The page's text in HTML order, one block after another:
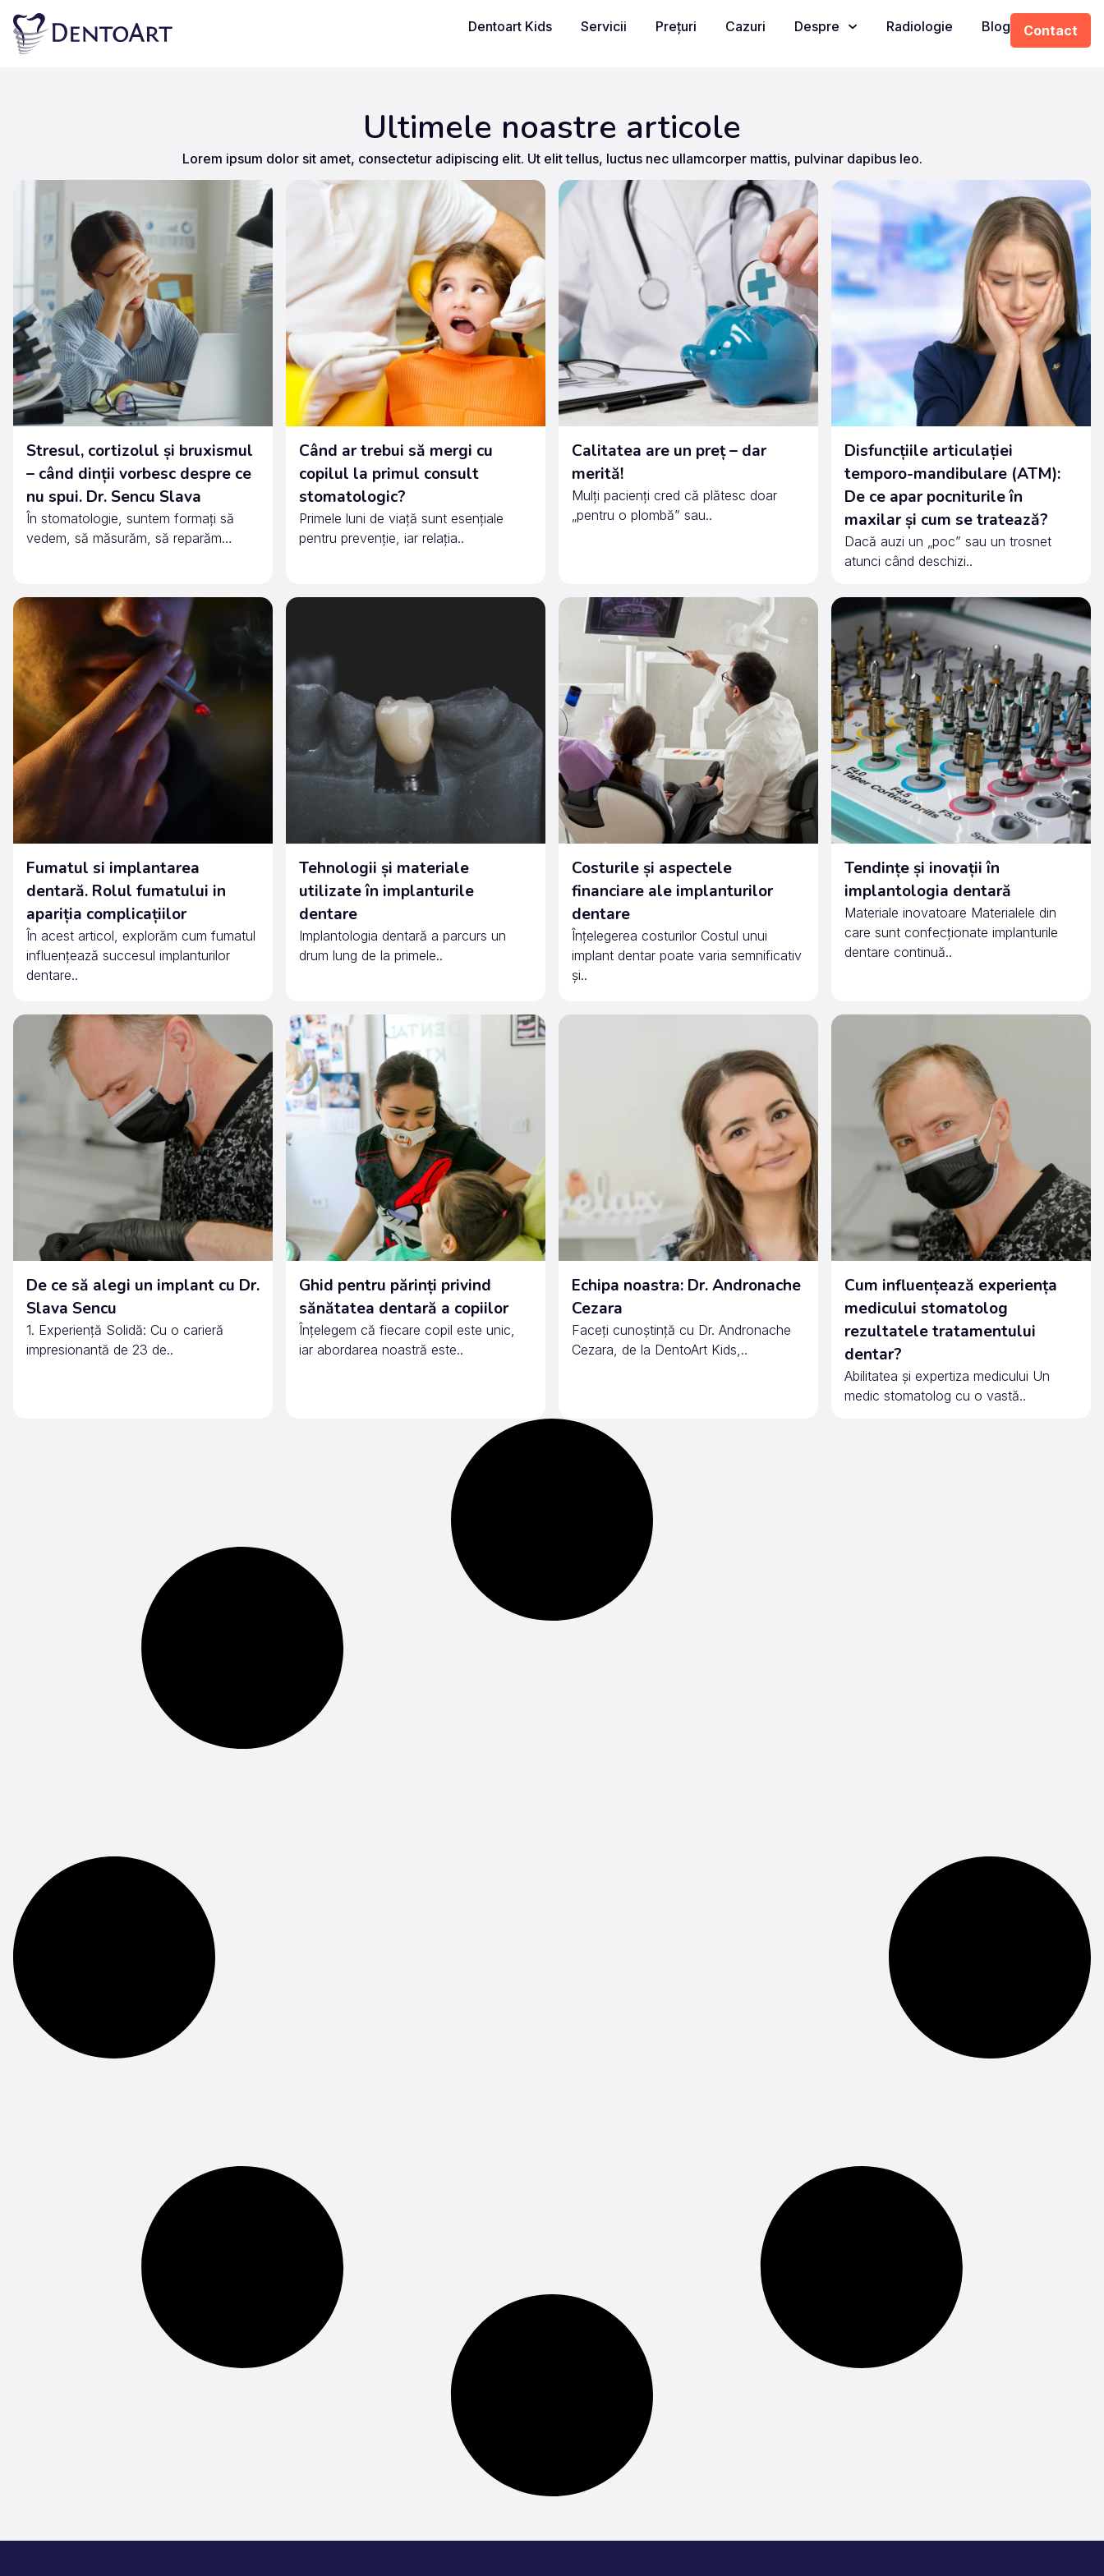
Dentoart Kids Servicii Prețuri Cazuri Despre Radiologie Blog Contact
Ultimele noastre articole
Lorem ipsum dolor sit amet, consectetur adipiscing elit. Ut elit tellus, luctus nec ullamcorper mattis, pulvinar dapibus leo.
Stresul, cortizolul și bruxismul
– când dinții vorbesc despre ce
nu spui. Dr. Sencu Slava
În stomatologie, suntem formați să
vedem, să măsurăm, să reparăm…
Când ar trebui să mergi cu
copilul la primul consult
stomatologic?
Primele luni de viață sunt esențiale
pentru prevenție, iar relația..
Calitatea are un preț – dar
merită!
Mulți pacienți cred că plătesc doar
„pentru o plombă” sau..
Disfuncțiile articulației
temporo-mandibulare (ATM):
De ce apar pocniturile în
maxilar și cum se tratează?
Dacă auzi un „poc” sau un trosnet
atunci când deschizi..
Fumatul si implantarea
dentară. Rolul fumatului in
apariția complicațiilor
În acest articol, explorăm cum fumatul
influențează succesul implanturilor
dentare..
Tehnologii și materiale
utilizate în implanturile
dentare
Implantologia dentară a parcurs un
drum lung de la primele..
Costurile și aspectele
financiare ale implanturilor
dentare
Înțelegerea costurilor Costul unui
implant dentar poate varia semnificativ
și..
Tendințe și inovații în
implantologia dentară
Materiale inovatoare Materialele din
care sunt confecționate implanturile
dentare continuă..
De ce să alegi un implant cu Dr.
Slava Sencu
1. Experiență Solidă: Cu o carieră
impresionantă de 23 de..
Ghid pentru părinți privind
sănătatea dentară a copiilor
Înțelegem că fiecare copil este unic,
iar abordarea noastră este..
Echipa noastra: Dr. Andronache
Cezara
Faceți cunoștință cu Dr. Andronache
Cezara, de la DentoArt Kids,..
Cum influențează experiența
medicului stomatolog
rezultatele tratamentului
dentar?
Abilitatea și expertiza medicului Un
medic stomatolog cu o vastă..